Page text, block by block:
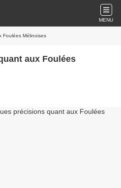
MENU
Foulées Mélinoises
aux Foulées